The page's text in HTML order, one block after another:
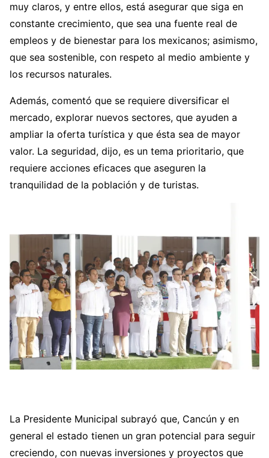
muy claros, y entre ellos, está asegurar que siga en
constante crecimiento, que sea una fuente real de
empleos y de bienestar para los mexicanos; asimismo,
que sea sostenible, con respeto al medio ambiente y
los recursos naturales.
Además, comentó que se requiere diversificar el
mercado, explorar nuevos sectores, que ayuden a
ampliar la oferta turística y que ésta sea de mayor
valor. La seguridad, dijo, es un tema prioritario, que
requiere acciones eficaces que aseguren la
tranquilidad de la población y de turistas.
La Presidente Municipal subrayó que, Cancún y en
general el estado tienen un gran potencial para seguir
creciendo, con nuevas inversiones y proyectos que